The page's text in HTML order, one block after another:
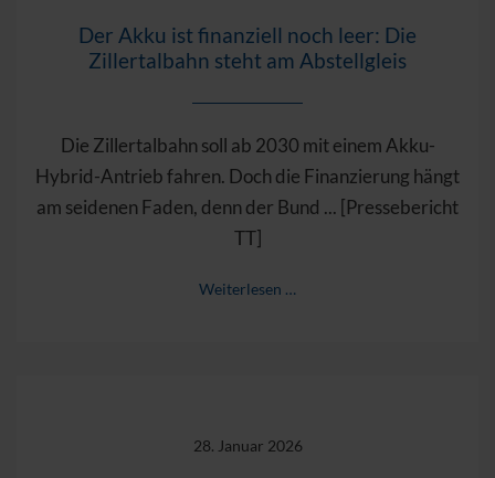
Der Akku ist finanziell noch leer: Die
Zillertalbahn steht am Abstellgleis
Die Zillertalbahn soll ab 2030 mit einem Akku-
Hybrid-Antrieb fahren. Doch die Finanzierung hängt
am seidenen Faden, denn der Bund ... [Pressebericht
TT]
Weiterlesen …
28. Januar 2026